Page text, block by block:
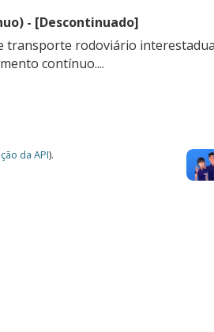
- [Descontinuado]
transporte rodoviário
contínuo....
da API).